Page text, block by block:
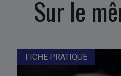
Sur le
FICHE PRATIQUE